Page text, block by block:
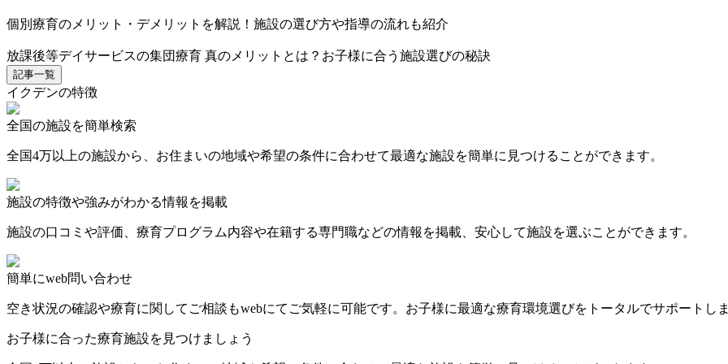
個別療育のメリット・デメリットを解説！施設の選び方や指導の流れも紹介
放課後等デイサービスの集団療育 真のメリットとは？お子様に合う施設選びの秘訣
記事一覧
イクデンの特徴
全国の施設を簡単検索
全国4万以上の施設から、お住まいの地域や希望の条件に合わせて最適な施設を簡単に見つけることができます。
施設の特徴や強みがわかる情報を掲載
施設の口コミや評価、療育プログラム内容や在籍する専門職などの情報を掲載、安心して施設を選ぶことができます。
簡単にweb問い合わせ
空き状況の確認や療育に関してご相談もwebにてご気軽に可能です。お子様に最適な療育環境選びをトータルでサポートし
お子様に合った療育施設を見つけましょう